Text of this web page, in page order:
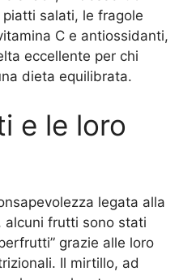
salati, le fragole
C e antiossidanti,
eccellente per chi
dieta equilibrata.
e le loro
legata alla
alcuni frutti sono stati
grazie alle loro
Il mirtillo, ad